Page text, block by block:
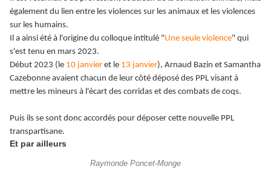
également du lien entre les violences sur les animaux et les violences
sur les humains.
Il a ainsi été à l'origine du colloque intitulé "Une seule violence" qui
s'est tenu en mars 2023.
Début 2023 (le 10 janvier et le 13 janvier), Arnaud Bazin et Samantha
Cazebonne avaient chacun de leur côté déposé des PPL visant à
mettre les mineurs à l'écart des corridas et des combats de coqs.
Puis ils se sont donc accordés pour déposer cette nouvelle PPL
transpartisane.
Et par ailleurs
Raymonde Poncet-Monge